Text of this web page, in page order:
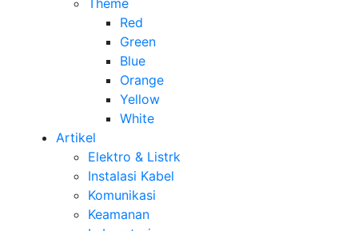
Theme
Red
Green
Blue
Orange
Yellow
White
Artikel
Elektro & Listrk
Instalasi Kabel
Komunikasi
Keamanan